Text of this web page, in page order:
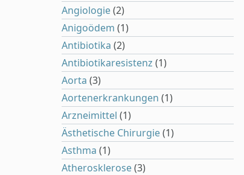
Angiologie(2)
Anigoödem (1)
Antibiotika (2)
Antibiotikaresistenz (1)
Aorta (3)
Aortenerkrankungen (1)
Arzneimittel (1)
Ästhetische Chirurgie(1)
Asthma (1)
Atherosklerose(3)